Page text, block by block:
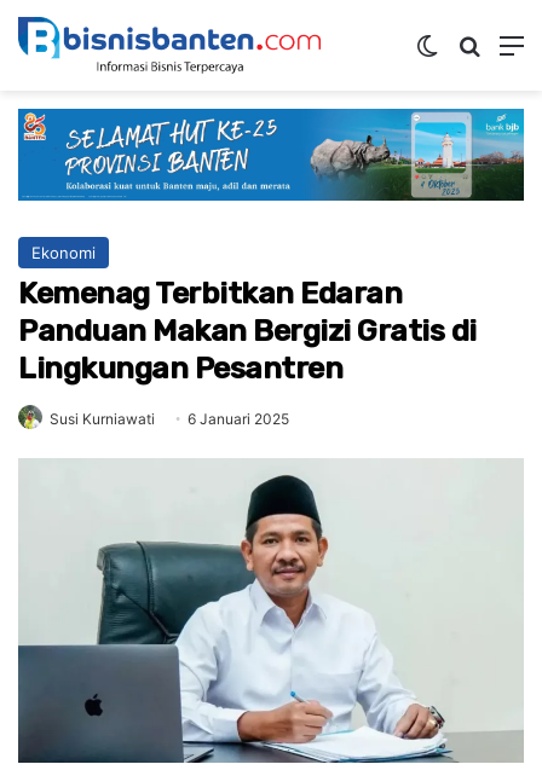
Switch skin
Ekonomi
Kemenag Terbitkan Edaran
Panduan Makan Bergizi Gratis di
Lingkungan Pesantren
Susi Kurniawati 6 Januari 2025